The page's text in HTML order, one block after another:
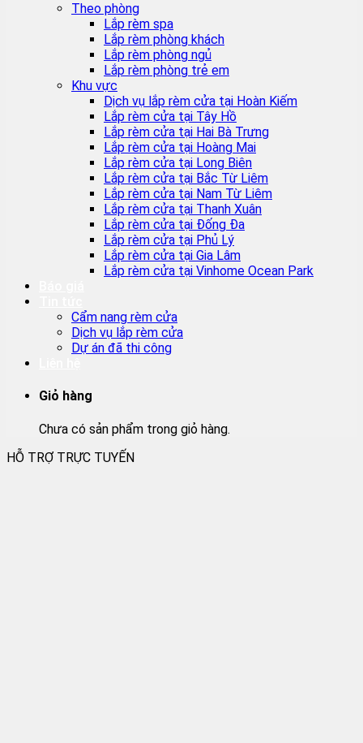
Theo phòng
Lắp rèm spa
Lắp rèm phòng khách
Lắp rèm phòng ngủ
Lắp rèm phòng trẻ em
Khu vực
Dịch vụ lắp rèm cửa tại Hoàn Kiếm
Lắp rèm cửa tại Tây Hồ
Lắp rèm cửa tại Hai Bà Trưng
Lắp rèm cửa tại Hoàng Mai
Lắp rèm cửa tại Long Biên
Lắp rèm cửa tại Bắc Từ Liêm
Lắp rèm cửa tại Nam Từ Liêm
Lắp rèm cửa tại Thanh Xuân
Lắp rèm cửa tại Đống Đa
Lắp rèm cửa tại Phủ Lý
Lắp rèm cửa tại Gia Lâm
Lắp rèm cửa tại Vinhome Ocean Park
Cẩm nang rèm cửa
Dịch vụ lắp rèm cửa
Dự án đã thi công
Giỏ hàng
Chưa có sản phẩm trong giỏ hàng.
HỖ TRỢ TRỰC TUYẾN